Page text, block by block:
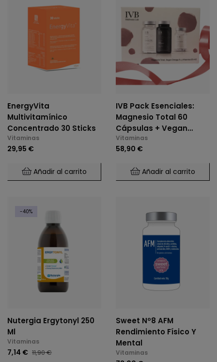
EnergyVita
Multivitamínico
Concentrado 30 Sticks
Vitaminas
29,95 €
Añadir al carrito
IVB Pack Esenciales:
Magnesio Total 60
Cápsulas + Vegan
Omega 3+ 60 Cápsulas
+ Vitamina D3+K2 60
Vitaminas
58,90 €
Añadir al carrito
-40%
Nutergia Ergytonyl 250
Ml
Vitaminas
7,14 € 11,90 €
Sweet Nº8 AFM
Rendimiento Físico Y
Mental
Vitaminas